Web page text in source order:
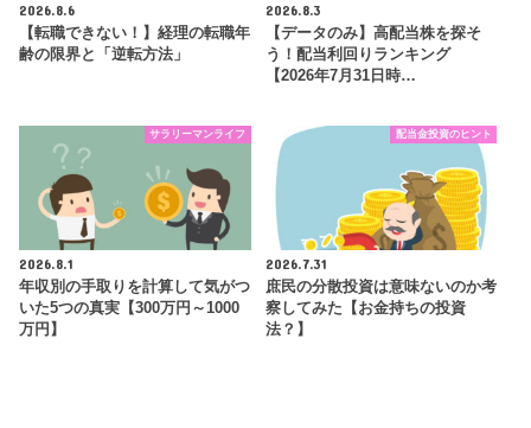
2026.8.6
【転職できない！】経理の転職年
齢の限界と「逆転方法」
2026.8.3
【データのみ】高配当株を探そ
う！配当利回りランキング
【2026年7月31日時…
サラリーマンライフ
2026.8.1
年収別の手取りを計算して気がつ
いた5つの真実【300万円～1000
万円】
配当金投資のヒント
2026.7.31
庶民の分散投資は意味ないのか考
察してみた【お金持ちの投資
法？】